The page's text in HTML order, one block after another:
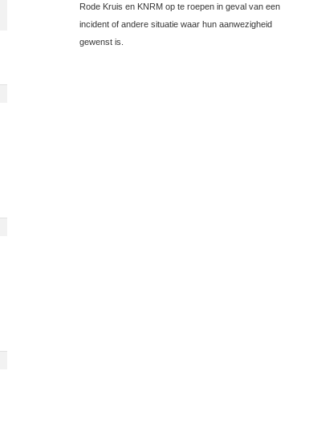
Rode Kruis en KNRM op te roepen in geval van een
incident of andere situatie waar hun aanwezigheid
gewenst is.